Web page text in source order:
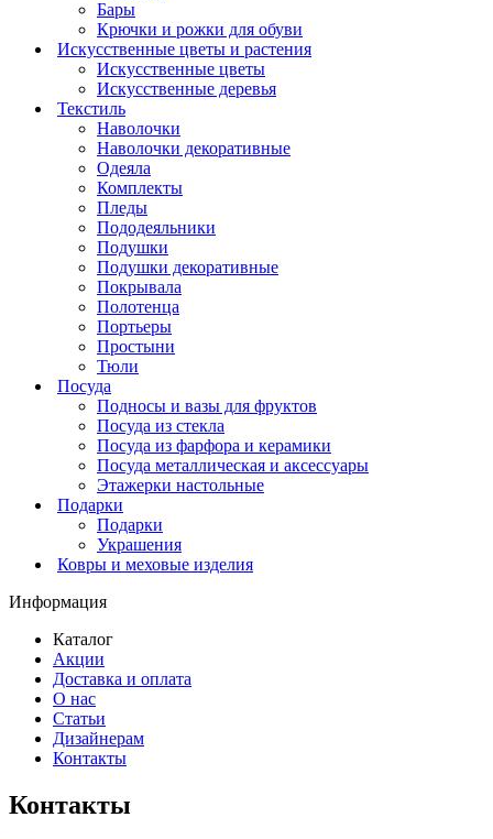
Бары
Крючки и рожки для обуви
Искусственные цветы и растения
Искусственные цветы
Искусcтвенные деревья
Текстиль
Наволочки
Наволочки декоративные
Одеяла
Комплекты
Пледы
Пододеяльники
Подушки
Подушки декоративные
Покрывала
Полотенца
Портьеры
Простыни
Тюли
Посуда
Подносы и вазы для фруктов
Посуда из стекла
Посуда из фарфора и керамики
Посуда металлическая и аксессуары
Этажерки настольные
Подарки
Подарки
Украшения
Ковры и меховые изделия
Информация
Каталог
Акции
Доставка и оплата
О нас
Статьи
Дизайнерам
Контакты
Контакты